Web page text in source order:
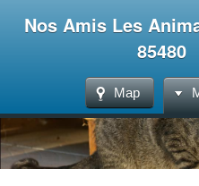
Nos Amis Les
85480
Map